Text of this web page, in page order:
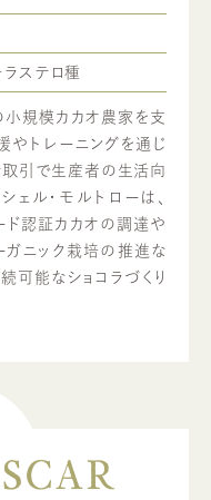
ラステロ種
小規模カカオ農家を支
やトレーニングを通じ
取引で生産者の生活向
ェル・モルトローは、
ド認証カカオの調達や
ガニック栽培の推進な
可能なショコラづくり